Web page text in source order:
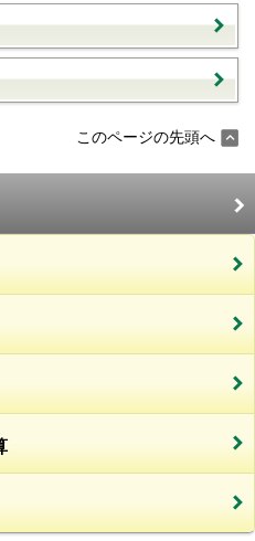
このページの先頭へ